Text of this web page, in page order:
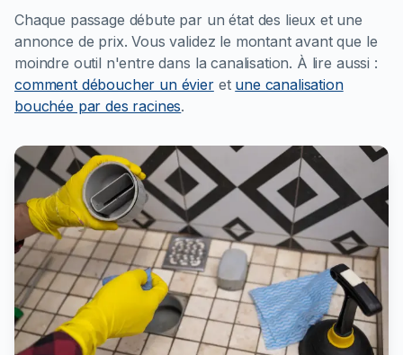
Chaque passage débute par un état des lieux et une
annonce de prix. Vous validez le montant avant que le
moindre outil n'entre dans la canalisation. À lire aussi :
comment déboucher un évieret une canalisation
bouchée par des racines.